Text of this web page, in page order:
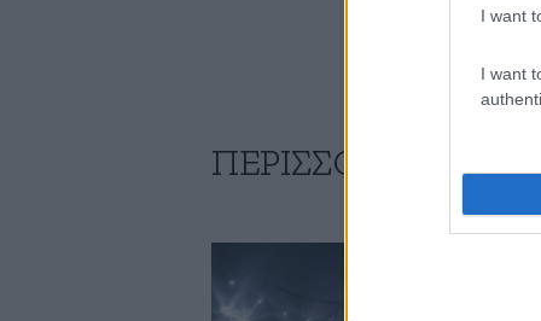
I want
I want
ΠΕΡΙΣΣΟΤΕΡΑ ΑΠΟ